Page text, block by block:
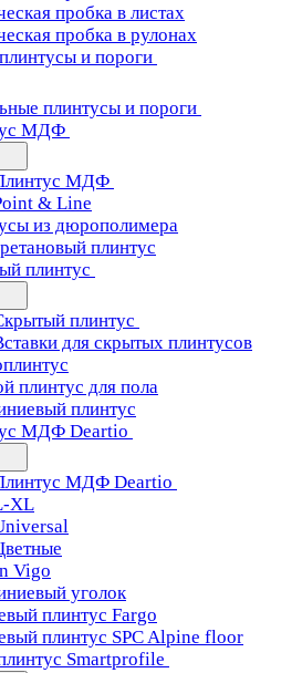
пробка в листах
пробка в рулонах
и пороги
плинтусы и пороги
МДФ
МДФ
& Line
из дюрополимера
плинтус
плинтус
плинтус
для скрытых плинтусов
плинтус для пола
плинтус
МДФ Deartio
МДФ Deartio
XL
Vigo
уголок
плинтус Fargo
плинтус SPC Alpine floor
Smartprofile